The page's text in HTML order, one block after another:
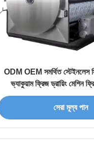
ODM OEM সমর্থিত স্টেইনলেস
ভ্যাকুয়াম ফ্রিজ ড্রায়িং মেশিন
সেরা মূল্য পান